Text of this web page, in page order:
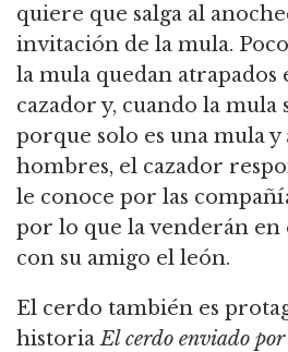
quiere que salga al
invitación de la mula.
la mula quedan atrapados
cazador y, cuando la mula
porque solo es una mula y
hombres, el cazador
le conoce por las
por lo que la venderán
con su amigo el león.
El cerdo también es
historiaEl cerdo enviado